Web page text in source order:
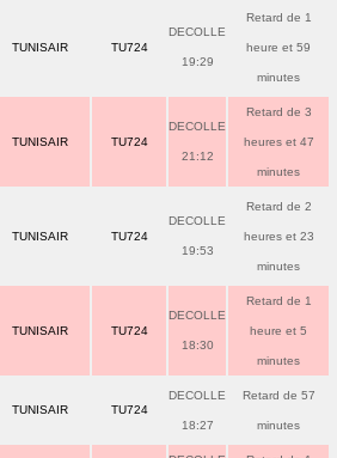
TUNISAIR TU724
DECOLLE
19:29
Retard de 1
heure et 59
minutes
TUNISAIR TU724
DECOLLE
21:12
Retard de 3
heures et 47
minutes
TUNISAIR TU724
DECOLLE
19:53
Retard de 2
heures et 23
minutes
TUNISAIR TU724
DECOLLE
18:30
Retard de 1
heure et 5
minutes
TUNISAIR TU724
DECOLLE
18:27
Retard de 57
minutes